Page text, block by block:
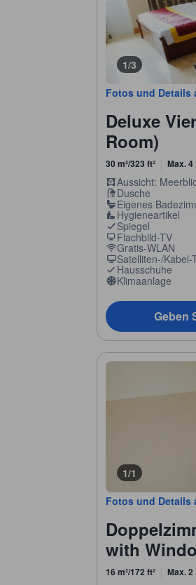
1/3
Fotos und Details
Deluxe
Room)
30 m²/323 ft² Max.
Aussicht:
Dusche
Eigenes
Hygieneartikel
Spiegel
Flachbild-TV
Gratis-WLAN
Satelliten-/Kabel-
Hausschuhe
Klimaanlage
Geben
1/1
Fotos und Details
with
16 m²/172 ft² Max.